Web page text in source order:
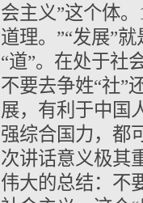
会主义”这个体。
道理。 ”“发展”就
“道”。在处于社
不要去争姓“社”
展，有利于中国
强综合国力， 都
次讲话意义极其
伟大的总结：不